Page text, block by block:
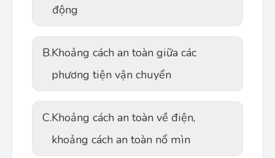
động
B.Khoảng cách an toàn giữa các
phương tiện vận chuyển
C.Khoảng cách an toàn về điện,
khoảng cách an toàn nổ mìn